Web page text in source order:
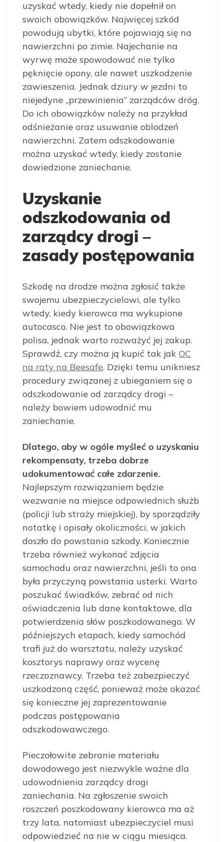
uzyskać wtedy, kiedy nie dopełnił on
swoich obowiązków. Najwięcej szkód
powodują ubytki, które pojawiają się na
nawierzchni po zimie. Najechanie na
wyrwę może spowodować nie tylko
pęknięcie opony, ale nawet uszkodzenie
zawieszenia. Jednak dziury w jezdni to
niejedyne „przewinienia” zarządców dróg.
Do ich obowiązków należy na przykład
odśnieżanie oraz usuwanie oblodzeń
nawierzchni. Zatem odszkodowanie
można uzyskać wtedy, kiedy zostanie
dowiedzione zaniechanie.
Uzyskanie
odszkodowania od
zarządcy drogi –
zasady postępowania
Szkodę na drodze można zgłosić także
swojemu ubezpieczycielowi, ale tylko
wtedy, kiedy kierowca ma wykupione
autocasco. Nie jest to obowiązkowa
polisa, jednak warto rozważyć jej zakup.
Sprawdź, czy można ją kupić tak jak OC
na raty na Beesafe. Dzięki temu unikniesz
procedury związanej z ubieganiem się o
odszkodowanie od zarządcy drogi –
należy bowiem udowodnić mu
zaniechanie.
Dlatego, aby w ogóle myśleć o uzyskaniu
rekompensaty, trzeba dobrze
udokumentować całe zdarzenie.
Najlepszym rozwiązaniem będzie
wezwanie na miejsce odpowiednich służb
(policji lub straży miejskiej), by sporządziły
notatkę i opisały okoliczności, w jakich
doszło do powstania szkody. Koniecznie
trzeba również wykonać zdjęcia
samochodu oraz nawierzchni, jeśli to ona
była przyczyną powstania usterki. Warto
poszukać świadków, zebrać od nich
oświadczenia lub dane kontaktowe, dla
potwierdzenia słów poszkodowanego. W
późniejszych etapach, kiedy samochód
trafi już do warsztatu, należy uzyskać
kosztorys naprawy oraz wycenę
rzeczoznawcy. Trzeba też zabezpieczyć
uszkodzoną część, ponieważ może okazać
się konieczne jej zaprezentowanie
podczas postępowania
odszkodowawczego.
Pieczołowite zebranie materiału
dowodowego jest niezwykle ważne dla
udowodnienia zarządcy drogi
zaniechania. Na zgłoszenie swoich
roszczeń poszkodowany kierowca ma aż
trzy lata, natomiast ubezpieczyciel musi
odpowiedzieć na nie w ciągu miesiąca.